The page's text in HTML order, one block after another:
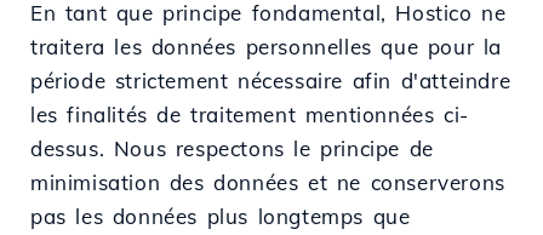
En tant que principe fondamental, Hostico ne
traitera les données personnelles que pour la
période strictement nécessaire afin d'atteindre
les finalités de traitement mentionnées ci-
dessus. Nous respectons le principe de
minimisation des données et ne conserverons
pas les données plus longtemps que